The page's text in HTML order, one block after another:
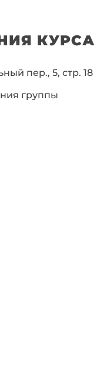
КУРСА
пер., 5, стр. 18
группы